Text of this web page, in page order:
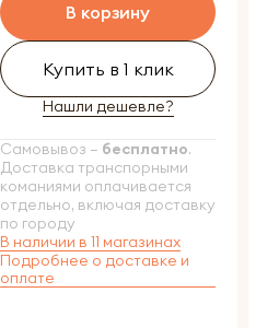
В корзину
Купить в 1 клик
Нашли дешевле?
Самовывоз – бесплатно.
Доставка транспорными
команиями оплачивается
отдельно, включая доставку
по городу
В наличии в 11 магазинах
Подробнее о доставке и
оплате